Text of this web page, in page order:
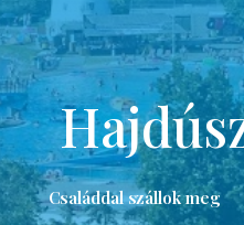
Családdal szállok meg